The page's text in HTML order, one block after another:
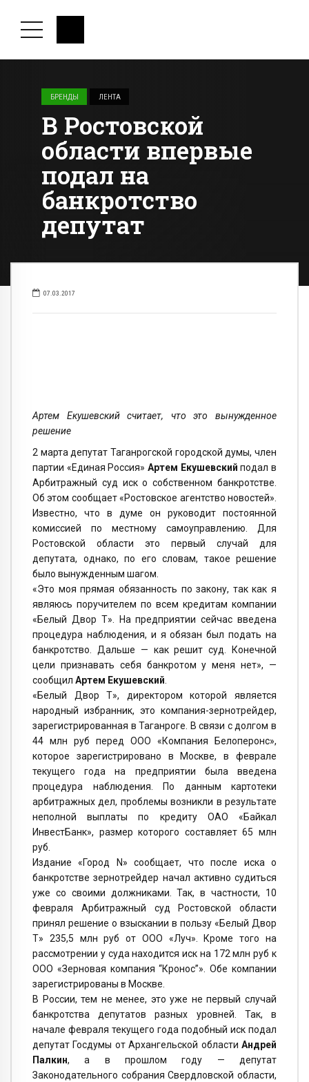
БРЕНДЫ ЛЕНТА
В Ростовской
области впервые
подал на
банкротство
депутат
07.03.2017
Артем Екушевский считает, что это вынужденное
решение
2 марта депутат Таганрогской городской думы, член
партии «Единая Россия» Артем Екушевский подал в
Арбитражный суд иск о собственном банкротстве.
Об этом сообщает «Ростовское агентство новостей».
Известно, что в думе он руководит постоянной
комиссией по местному самоуправлению. Для
Ростовской области это первый случай для
депутата, однако, по его словам, такое решение
было вынужденным шагом.
«Это моя прямая обязанность по закону, так как я
являюсь поручителем по всем кредитам компании
«Белый Двор Т». На предприятии сейчас введена
процедура наблюдения, и я обязан был подать на
банкротство. Дальше — как решит суд. Конечной
цели признавать себя банкротом у меня нет», —
сообщил Артем Екушевский
«Белый Двор Т», директором которой является
народный избранник, это компания-зернотрейдер,
зарегистрированная в Таганроге. В связи с долгом в
44 млн руб перед ООО «Компания Белоперонс»,
которое зарегистрировано в Москве, в феврале
текущего года на предприятии была введена
процедура наблюдения. По данным картотеки
арбитражных дел, проблемы возникли в результате
неполной выплаты по кредиту ОАО «Байкал
ИнвестБанк», размер которого составляет 65 млн
руб.
Издание «Город N» сообщает, что после иска о
банкротстве зернотрейдер начал активно судиться
уже со своими должниками. Так, в частности, 10
февраля Арбитражный суд Ростовской области
принял решение о взыскании в пользу «Белый Двор
Т» 235,5 млн руб от ООО «Луч». Кроме того на
рассмотрении у суда находится иск на 172 млн руб к
ООО «Зерновая компания “Кронос”». Обе компании
зарегистрированы в Москве.
В России, тем не менее, это уже не первый случай
банкротства депутатов разных уровней. Так, в
начале февраля текущего года подобный иск подал
депутат Госдумы от Архангельской области Андрей
Палкин, а в прошлом году — депутат
Законодательного собрания Свердловской области,